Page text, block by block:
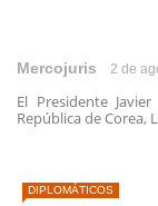
Mercojuris 2 de
El Presidente
República de Corea,
DIPLOMÁTICOS